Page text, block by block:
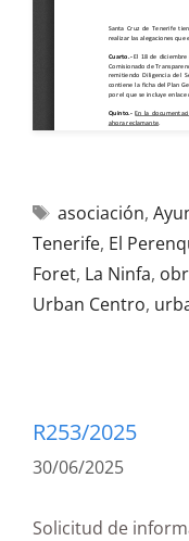
asociación,
Tenerife, El
Foret, La Ninfa,
Urban Centro,
R253/2025
30/06/2025
Solicitud de